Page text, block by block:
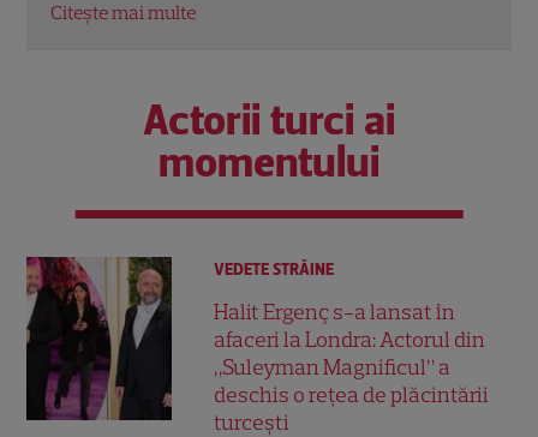
Citește mai multe
Actorii turci ai
momentului
VEDETE STRĂINE
Halit Ergenç s-a lansat în
afaceri la Londra: Actorul din
„Suleyman Magnificul” a
deschis o rețea de plăcintării
turcești